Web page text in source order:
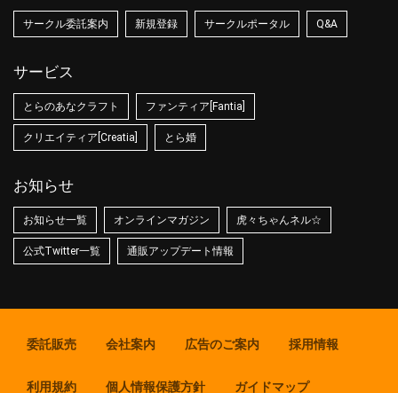
サークル委託案内 新規登録 サークルポータル Q&A
サービス
とらのあなクラフト ファンティア[Fantia]
クリエイティア[Creatia] とら婚
お知らせ
お知らせ一覧 オンラインマガジン 虎々ちゃんネル☆
公式Twitter一覧 通販アップデート情報
委託販売 会社案内 広告のご案内 採用情報
利用規約 個人情報保護方針 ガイドマップ